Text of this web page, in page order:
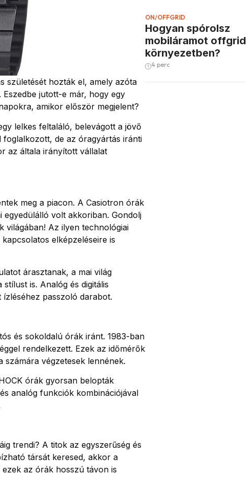
születését hozták el, amely azóta
jutott-e már, hogy egy
amikor először megjelent?
lelkes feltaláló, belevágott a jövő
foglalkozott, de az óragyártás iránti
az általa irányított vállalat
meg a piacon. A Casiotron órák
volt akkoriban. Gondolj
világában! Az ilyen technológiai
elképzeléseire is
árasztanak, a mai világ
is. Analóg és digitális
passzoló darabot.
és sokoldalú órák iránt. 1983-ban
rendelkezett. Ezek az időmérők
végzetesek lennének.
órák gyorsan belopták
analóg funkciók kombinációjával
trendi? A titok az egyszerűség és
társát keresed, akkor a
az órák hosszú távon is
ON/OFFGRID
Hogyan spórolsz
mobiláramot offgrid
környezetben?
4 perc